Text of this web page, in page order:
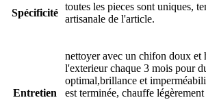
Spécificité
toutes les pieces sont uniques,
artisanale de l'article.
Entretien
nettoyer avec un chifon doux et
l'exterieur chaque 3 mois pour
optimal,brillance et
est terminée, chauffe